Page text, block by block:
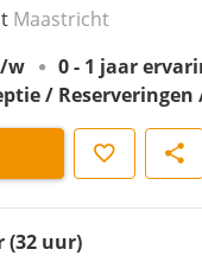
Maastricht
w
0 - 1 jaar
/
Opslaan Delen
(32 uur)